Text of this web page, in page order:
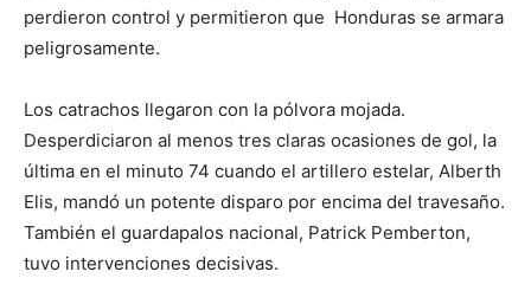
perdieron control y permitieron que Honduras se armara
peligrosamente.
Los catrachos llegaron con la pólvora mojada.
Desperdiciaron al menos tres claras ocasiones de gol, la
última en el minuto 74 cuando el artillero estelar, Alberth
Elis, mandó un potente disparo por encima del travesaño.
También el guardapalos nacional, Patrick Pemberton,
tuvo intervenciones decisivas.